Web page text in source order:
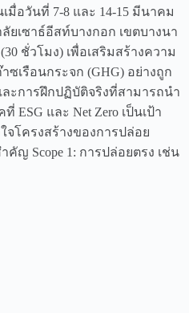
มื่อวันที่ 7-8 และ 14-15 มีนาคม
ยเซาธ์อีสท์บางกอก เขตบางนา
ชั่วโมง) เพื่อเสริมสร้างความ
ซเรือนกระจก (GHG) อย่างถูก
ะการฝึกปฏิบัติจริงที่สามารถนำ
ESG และ Net Zero เป็นเป้า
จโครงสร้างของการปล่อย
คัญ Scope 1: การปล่อยตรง เช่น